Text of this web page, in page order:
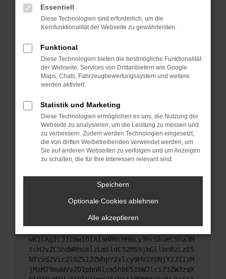
das Laden bestimmter Seiten verhindern.
Funktioniert die Seite in einem anderen Browser
oder in einem privaten Fenster?
Das kann manchmal helfen, vorübergehende
Probleme zu beheben.
Stelle sicher, dass dein Browser und dein
Betriebssystem auf dem neuesten Stand sind.
Sicherheitsrisiko, sondern kann auch dazu führen,
dass bestimmte Funktionen nicht mehr
unterstützt werden.
Wende dich an den Webseitenbetreiber.
Wenn du alle oben genannten Schritte versucht
hast, kontaktiere uns bitte. Wir werden versuchen,
das Problem zu beheben. Du kannst uns diesen
Text schicken, um uns bei der Fehlersuche zu
unterstützen:
ewogICJuYW1lIjogIk5ldHdvcmtFcnJvciIsCiAgI
mNvbmZpZyI6IHsKICAgICJtZXRob2QiOiAiR0VUIi
wKICAgICJ1cmwiOiAiaHR0cHM6Ly9hcGkueC5ha3M
tcHJvZC5hdWRhcmlzLm5ldC92MS9jbGllbnRzLzE5
NTcvd2Vic2l0ZS12ZWhpY2xlcy9HV1Y0NjY2JTIzM
jMzMT9maWVsZD1pbnRlcm5hbE51bWJlciZ3ZWJzaX
Essentiell
Diese Technologien sind erforderlich, um die
Kernfunktionalität der Webseite zu gewährleisten.
Funktional
Diese Technologien bieten die bestmögliche Funktionalität
der Webseite. Services von Drittanbietern wie Google
Maps, Chats, Fahrzeugbewertungssystem und weitere
werden aktiviert.
Statistik und Marketing
Diese Technologien ermöglichen es uns, die Nutzung der
Webseite zu analysieren, um die Leistung zu messen und
zu verbessern. Zudem werden Technologien eingesetzt,
die von dritten Werbetreibenden verwendet werden, um
Sie auf anderen Webseiten zu verfolgen und um Anzeigen
zu schalten, die für Ihre Interessen relevant sind.
Speichern
Optionale Cookies ablehnen
Alle akzeptieren